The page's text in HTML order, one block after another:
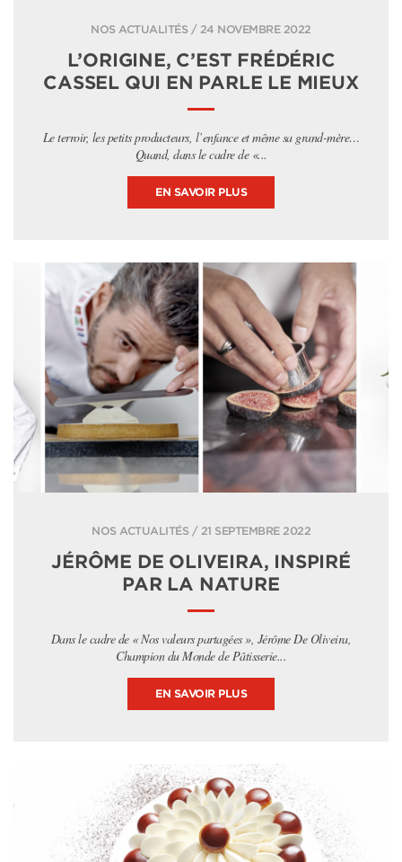
NOS ACTUALITÉS / 24 NOVEMBRE 2022
L’ORIGINE, C’EST FRÉDÉRIC
CASSEL QUI EN PARLE LE MIEUX
Le terroir, les petits producteurs, l’enfance et même sa grand-mère…
Quand, dans le cadre de «...
EN SAVOIR PLUS
NOS ACTUALITÉS / 21 SEPTEMBRE 2022
JÉRÔME DE OLIVEIRA, INSPIRÉ
PAR LA NATURE
Dans le cadre de « Nos valeurs partagées », Jérôme De Oliveira,
Champion du Monde de Pâtisserie...
EN SAVOIR PLUS